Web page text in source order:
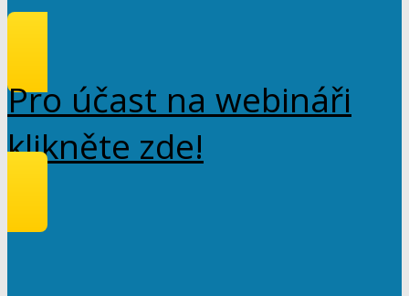
Pro účast na webináři
klikněte zde!